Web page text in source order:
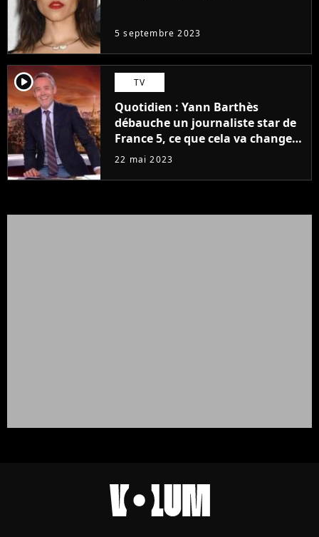
5 septembre 2023
player2 TV
Quotidien : Yann Barthès
débauche un journaliste star de
France 5, ce que cela va changer
à la rentrée
22 mai 2023